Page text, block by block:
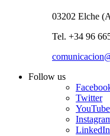
03202 Elche
Tel. +34 96
Follow us
Twitter
YouTube
LinkedIn